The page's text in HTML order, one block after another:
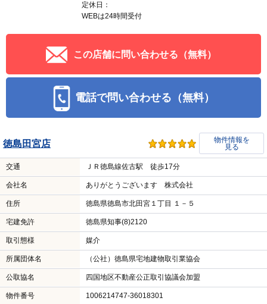
定休日：
WEBは24時間受付
この店舗に問い合わせる（無料）
電話で問い合わせる（無料）
徳島田宮店
物件情報を
見る
交通 ＪＲ徳島線佐古駅 徒歩17分
会社名 ありがとうございます 株式会社
住所 徳島県徳島市北田宮１丁目 １－５
宅建免許 徳島県知事(8)2120
取引態様 媒介
所属団体名 （公社）徳島県宅地建物取引業協会
公取協名 四国地区不動産公正取引協議会加盟
物件番号 1006214747-36018301